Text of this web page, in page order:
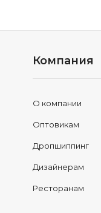
Компания
О компании
Оптовикам
Дропшиппинг
Дизайнерам
Ресторанам